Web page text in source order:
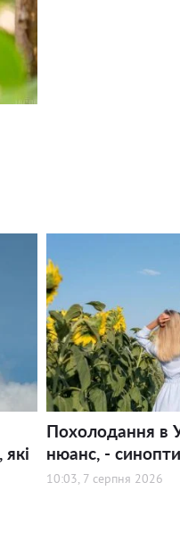
Похолодання в
нюанс, -
10:03, 7 серпня 2026